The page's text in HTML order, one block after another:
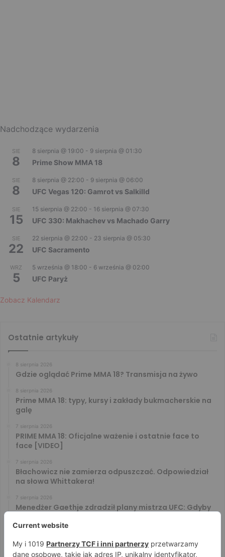
Nadchodzące wydarzenia
SIE
8
8 sierpnia @ 19:00 - 9 sierpnia @ 01:30
Prime Show MMA 18
SIE
8
8 sierpnia @ 22:00 - 9 sierpnia @ 06:00
UFC Vegas 120: Gamrot vs Salkilld
SIE
15
15 sierpnia @ 22:00 - 16 sierpnia @ 07:30
UFC 330: Makhachev vs Machado Garry
SIE
22
22 sierpnia @ 22:00 - 23 sierpnia @ 05:30
UFC Sacramento
WRZ
5
5 września @ 18:00 - 6 września @ 02:00
UFC Paryż
Zobacz Kalendarz
Ostatnie artykuły
8 sierpnia 2026
Gdzie oglądać Prime MMA 18? Transmisja na żywo
8 sierpnia 2026
Prime MMA 18: typy, kursy i zakłady bukmacherskie na
galę
7 sierpnia 2026
PRIME MMA 18: Oficjalne ważenie i ostatnie face to
face [VIDEO]
7 sierpnia 2026
Błachowicz nie zamierza odpuszczać. Odpowiedział
na słowa Whittakera!
7 sierpnia 2026
Menedżer Gaethje zdradził plany mistrza UFC: Gdyby
Vitalii Yakymenko będzie bronił pasa na XTB KSW 122!
Marcello Morelli przed kolejną wielką szansą